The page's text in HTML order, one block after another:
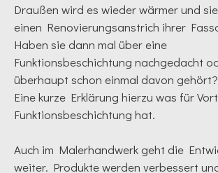
Draußen wird es wieder wärmer und
einen Renovierungsanstrich ihrer
Haben sie dann mal über eine
Funktionsbeschichtung nachgedacht
überhaupt schon einmal davon gehört?
Eine kurze Erklärung hierzu was für
Funktionsbeschichtung hat.
Auch im Malerhandwerk geht die
weiter. Produkte werden verbessert